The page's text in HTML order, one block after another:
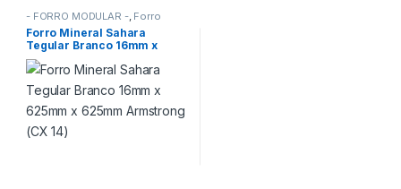
- FORRO MODULAR -, Forro
Mineral Armstrong ,FORROS
Forro Mineral Sahara
Tegular Branco 16mm x
625mm x 625mm Armstrong
(CX 14)